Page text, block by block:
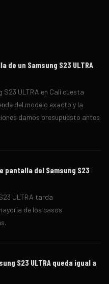
un Samsung S23 ULTRA
ULTRA en Cali cuesta
del modelo exacto y la
damos presupuesto antes
pantalla del Samsung S23
ULTRA tarda
de los casos
S23 ULTRA queda igual a